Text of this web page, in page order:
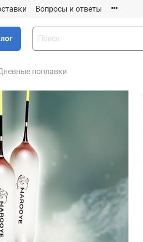
Вопросы и ответы
поплавки